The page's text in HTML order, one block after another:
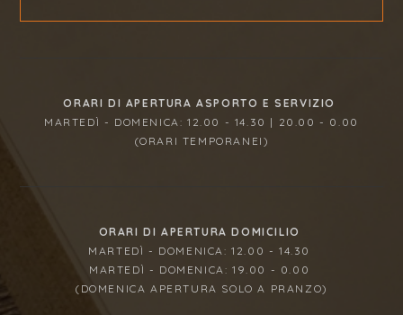
ORARI DI APERTURA ASPORTO E SERVIZIO
MARTEDÌ - DOMENICA: 12.00 - 14.30 | 20.00 - 0.00
(ORARI TEMPORANEI)
ORARI DI APERTURA DOMICILIO
MARTEDÌ - DOMENICA: 12.00 - 14.30
MARTEDÌ - DOMENICA: 19.00 - 0.00
(DOMENICA APERTURA SOLO A PRANZO)